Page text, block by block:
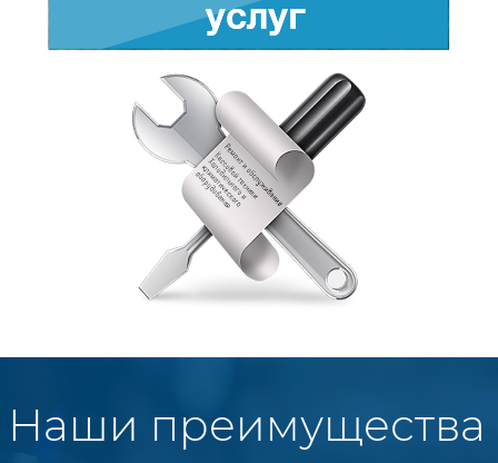
Наши преимущества